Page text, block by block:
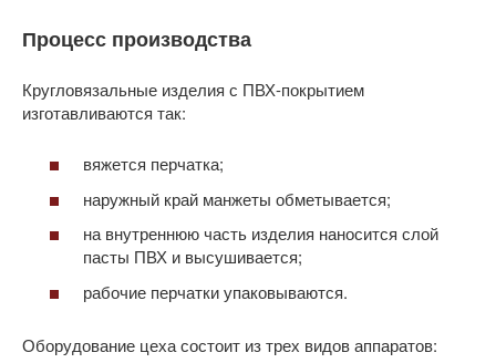
Процесс производства
Кругловязальные изделия с ПВХ-покрытием
изготавливаются так:
вяжется перчатка;
наружный край манжеты обметывается;
на внутреннюю часть изделия наносится слой
пасты ПВХ и высушивается;
рабочие перчатки упаковываются.
Оборудование цеха состоит из трех видов аппаратов: